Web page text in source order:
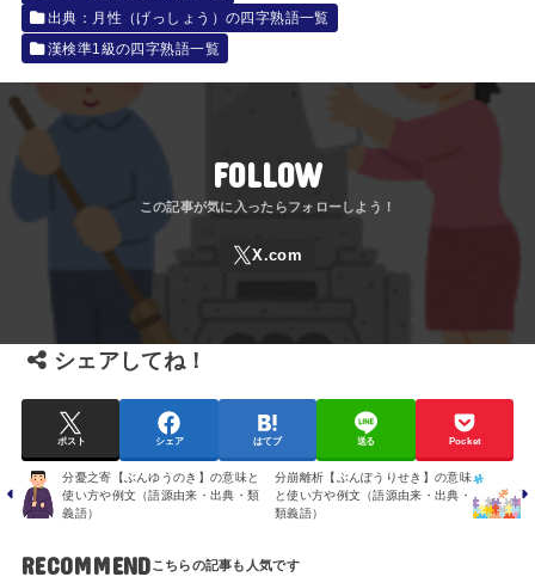
出典：月性（げっしょう）の四字熟語一覧
漢検準1級の四字熟語一覧
FOLLOW
シェアしてね！
ポスト シェア はてブ 送る Pocket
分憂之寄【ぶんゆうのき】の意味と
使い方や例文（語源由来・出典・類
義語）
分崩離析【ぶんぽうりせき】の意味
と使い方や例文（語源由来・出典・
類義語）
RECOMMEND